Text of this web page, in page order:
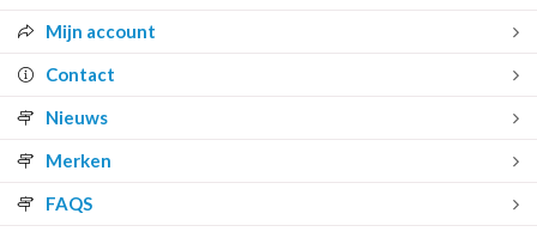
Mijn account
Contact
Nieuws
Merken
FAQS